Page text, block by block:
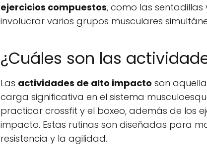
ejercicios compuestos, como las
involucrar varios grupos musculares
¿Cuáles son las
Las actividades de alto impacto son
carga significativa en el sistema
practicar crossfit y el boxeo, además de los
impacto. Estas rutinas son diseñadas para
resistencia y la agilidad.